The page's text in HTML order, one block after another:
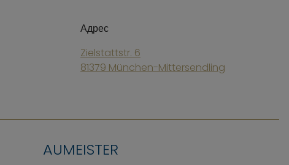
Адрес
Zielstattstr. 6
81379 München-Mittersendling
AUMEISTER